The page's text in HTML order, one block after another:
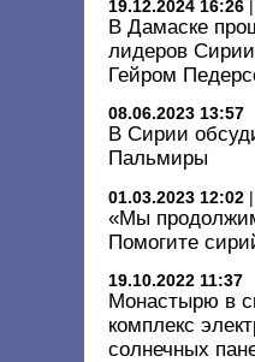
19.12.2024 16:26
В Дамаске
лидеров
Гейром
08.06.2023 13:57
В Сирии
Пальмиры
01.03.2023 12:02
«Мы
Помогите
19.10.2022 11:37
Монастырю в
комплекс
солнечных